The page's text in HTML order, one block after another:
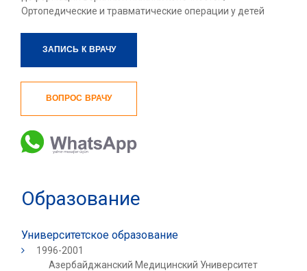
Ортопедические и травматические операции у детей
ЗАПИСЬ К ВРАЧУ
ВОПРОС ВРАЧУ
Образование
Университетское образование
1996-2001
Азербайджанский Медицинский Университет